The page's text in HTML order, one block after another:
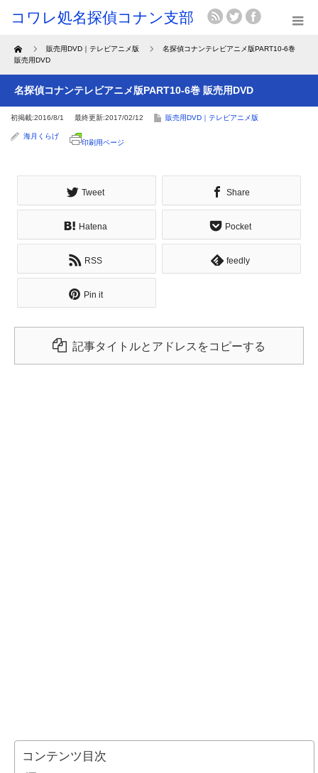
Home 販売用DVD｜テレビアニメ版
名探偵コナンテレビアニメ版PART10-6巻
販売用DVD
名探偵コナンテレビアニメ版PART10-6巻 販売用DVD
初掲載:2016/8/1 最終更新:2017/02/12 販売用DVD｜テレビアニメ版
海月くらげ
印刷用ページ
Tweet Share
Hatena Pocket
RSS feedly
Pin it
記事タイトルとアドレスをコピーする
コンテンツ目次